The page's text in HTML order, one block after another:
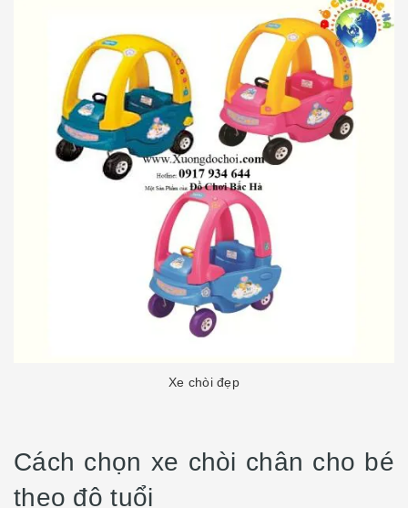
Xe chòi đẹp
Cách chọn xe chòi chân cho bé
theo độ tuổi